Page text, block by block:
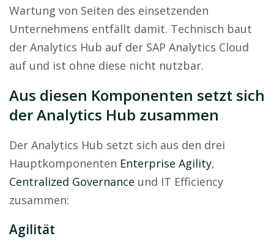
Wartung von Seiten des einsetzenden
Unternehmens entfällt damit. Technisch baut
der Analytics Hub auf der SAP Analytics Cloud
auf und ist ohne diese nicht nutzbar.
Aus diesen Komponenten setzt sich
der Analytics Hub zusammen
Der Analytics Hub setzt sich aus den drei
Hauptkomponenten Enterprise Agility,
Centralized Governance und IT Efficiency
zusammen:
Agilität